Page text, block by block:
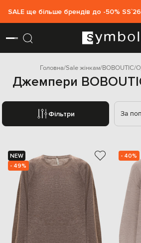
SALE ще більше брендів до -50% SS`26
Головна Sale жінкам BOBOUTIC
Джемпери
Фільтри За
NEW
- 49%
- 40%